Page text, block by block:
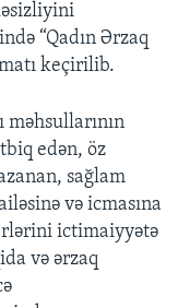
“Qadın Ərzaq
keçirilib.
edən, öz
sağlam
və icmasına
ictimaiyyətə
və ərzaq